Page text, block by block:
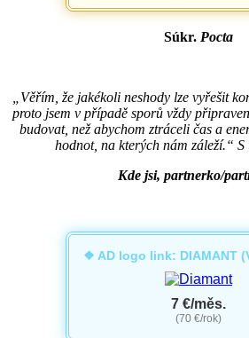
Súkr. Pocta
„Věřím, že jakékoli neshody lze vyřešit
proto jsem v případě sporů vždy
budovat, než abychom ztráceli čas a
hodnot, na kterých nám záleží.“ S
Kde jsi, partnerko/
❖ AD logo link: DIAMANT
7 €/měs.
(70 €/rok)